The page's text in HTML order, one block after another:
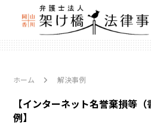
ホーム 解決事例
【インターネット名誉棄損等
例】